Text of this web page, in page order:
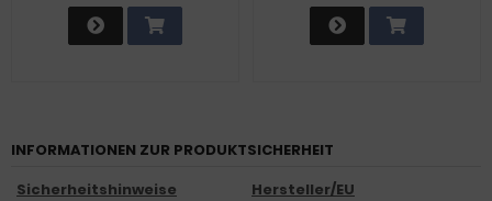
INFORMATIONEN ZUR PRODUKTSICHERHEIT
Sicherheitshinweise
Hersteller/EU